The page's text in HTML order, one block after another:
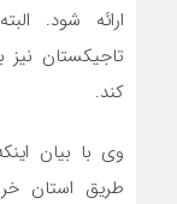
ارائه شود.
تاجیکستان
کند.
طریق استان